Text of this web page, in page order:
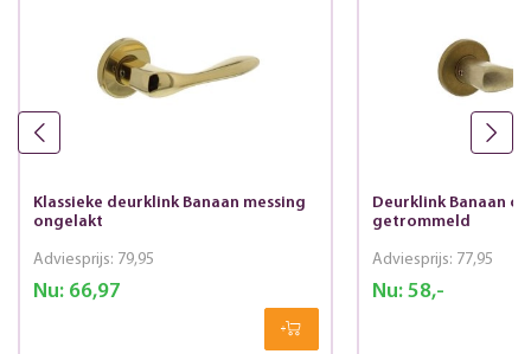
Klassieke deurklink Banaan messing
ongelakt
Nu:66,97
Adviesprijs: 79,95
Deurklink Banaan
getrommeld
Nu:58,-
Adviesprijs: 77,95